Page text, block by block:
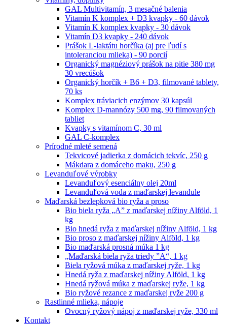
GAL Multivitamín, 3 mesačné balenia
Vitamín K komplex + D3 kvapky - 60 dávok
Vitamín K komplex kvapky - 30 dávok
Vitamín D3 kvapky - 240 dávok
Prášok L-laktátu horčíka (aj pre ľudí s
intoleranciou mlieka) - 90 porcií
Organický magnéziový prášok na pitie 380 mg
30 vrecúšok
Organický horčík + B6 + D3, filmované tablety,
70 ks
Komplex tráviacich enzýmov 30 kapsúl
Komplex D-mannózy 500 mg, 90 filmovaných
tabliet
Kvapky s vitamínom C, 30 ml
GAL C-komplex
Prírodné mleté semená
Tekvicové jadierka z domácich tekvíc, 250 g
Mákdara z domáceho maku, 250 g
Levanduľové výrobky
Levanduľový esenciálny olej 20ml
Levanduľová voda z maďarskej levandule
Maďarská bezlepková bio ryža a proso
Bio biela ryža „A” z maďarskej nížiny Alföld, 1
kg
Bio hnedá ryža z maďarskej nížiny Alföld, 1 kg
Bio proso z maďarskej nížiny Alföld, 1 kg
Bio maďarská prosná múka 1 kg
„Maďarská biela ryža triedy ”A“, 1 kg
Biela ryžová múka z maďarskej ryže, 1 kg
Hnedá ryža z maďarskej nížiny Alföld, 1 kg
Hnedá ryžová múka z maďarskej ryže, 1 kg
Bio ryžové rezance z maďarskej ryže 200 g
Rastlinné mlieka, nápoje
Ovocný ryžový nápoj z maďarskej ryže, 330 ml
Kontakt